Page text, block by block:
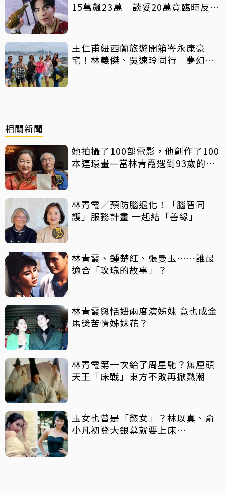
15萬飆23萬 談妥20萬竟臨時反悔
王仁甫紐西蘭旅遊開箱岑永康豪
宅！林義傑、吳速玲同行 夢幻美
相關新聞
她拍攝了100部電影，他創作了100
本連環畫—當林青霞遇到93歲的汪
林青霞／預防腦退化！「腦智同
護」服務計畫 一起結「善緣」
林青霞、鍾楚紅、張曼玉……誰最
適合「玫瑰的故事」？
林青霞與恬妞兩度演姊妹 竟也成金
馬獎苦情姊妹花？
林青霞第一次給了周星馳？無厘頭
天王「床戰」東方不敗再掀熱潮
玉女也曾是「慾女」？林以真、俞
小凡初登大銀幕就要上床…